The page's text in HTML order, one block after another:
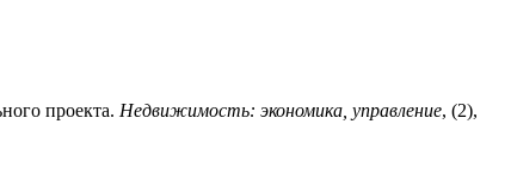
проекта. Недвижимость: экономика, управление, (2),